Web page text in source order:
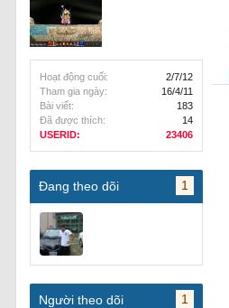
Hoạt động cuối:
2/7/12
Tham gia ngày:
16/4/11
Bài viết:
183
Đã được thích:
14
USERID:
23406
Đang theo dõi 1
Người theo dõi 1